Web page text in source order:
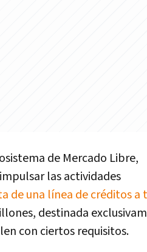
de Mercado Libre,
las actividades
de una línea de créditos a
destinada
con ciertos requisitos.